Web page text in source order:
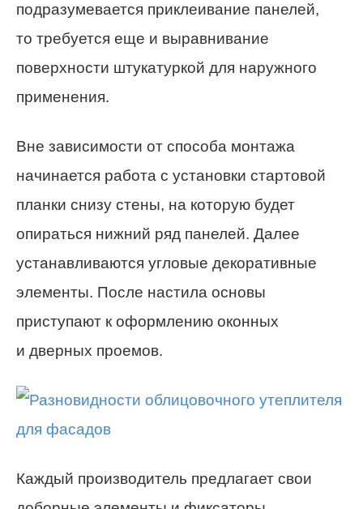
подразумевается приклеивание панелей,
то требуется еще и выравнивание
поверхности штукатуркой для наружного
применения.
Вне зависимости от способа монтажа
начинается работа с установки стартовой
планки снизу стены, на которую будет
опираться нижний ряд панелей. Далее
устанавливаются угловые декоративные
элементы. После настила основы
приступают к оформлению оконных
и дверных проемов.
Каждый производитель предлагает свои